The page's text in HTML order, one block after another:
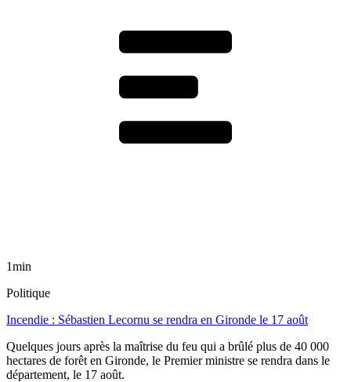
1min
Politique
Incendie : Sébastien Lecornu se rendra en Gironde le 17 août
Quelques jours après la maîtrise du feu qui a brûlé plus de 40 000
hectares de forêt en Gironde, le Premier ministre se rendra dans le
département, le 17 août.